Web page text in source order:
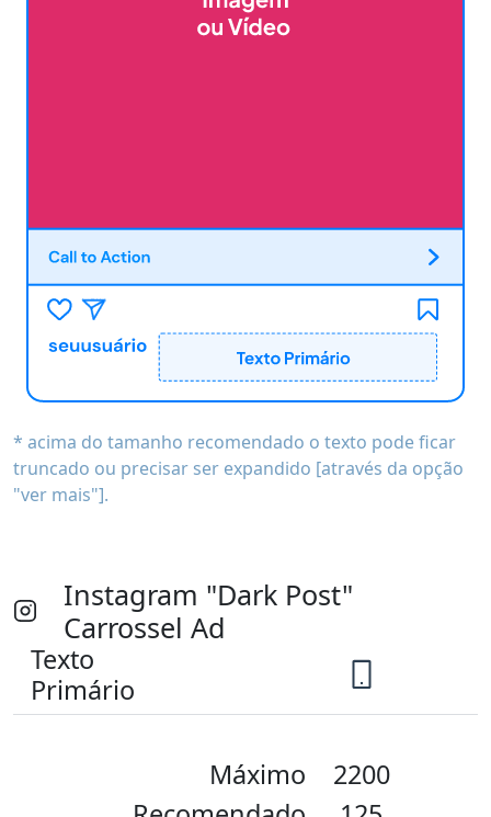
* acima do tamanho recomendado o texto pode ficar
truncado ou precisar ser expandido [através da opção
"ver mais"].
Instagram "Dark Post"
Carrossel Ad
Texto
Primário
Máximo
2200